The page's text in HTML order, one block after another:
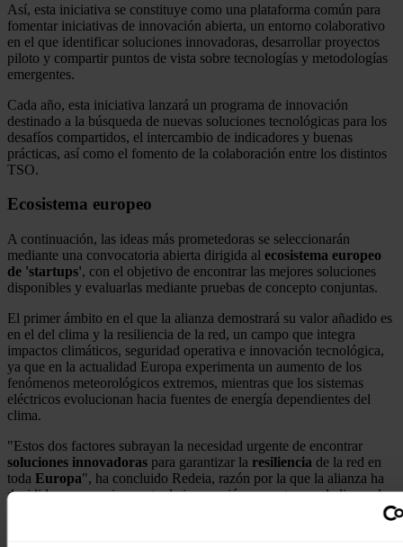
Así, esta iniciativa se constituye como una plataforma común para
fomentar iniciativas de innovación abierta, un entorno colaborativo
en el que identificar soluciones innovadoras, desarrollar proyectos
piloto y compartir puntos de vista sobre tecnologías y metodologías
emergentes.
Cada año, esta iniciativa lanzará un programa de innovación
destinado a la búsqueda de nuevas soluciones tecnológicas para los
desafíos compartidos, el intercambio de indicadores y buenas
prácticas, así como el fomento de la colaboración entre los distintos
TSO.
Ecosistema europeo
A continuación, las ideas más prometedoras se seleccionarán
mediante una convocatoria abierta dirigida al ecosistema europeo
de 'startups', con el objetivo de encontrar las mejores soluciones
disponibles y evaluarlas mediante pruebas de concepto conjuntas.
El primer ámbito en el que la alianza demostrará su valor añadido es
en el del clima y la resiliencia de la red, un campo que integra
impactos climáticos, seguridad operativa e innovación tecnológica,
ya que en la actualidad Europa experimenta un aumento de los
fenómenos meteorológicos extremos, mientras que los sistemas
eléctricos evolucionan hacia fuentes de energía dependientes del
clima.
"Estos dos factores subrayan la necesidad urgente de encontrar
soluciones innovadoras para garantizar la resiliencia de la red en
toda Europa", ha concluido Redeia, razón por la que la alianza ha
decidido que su primer reto de innovación se centre en el clima y la